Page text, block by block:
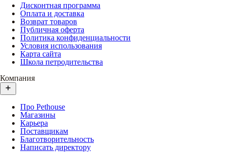
Дисконтная программа
Оплата и доставка
Возврат товаров
Публичная оферта
Политика конфиденциальности
Условия использования
Карта сайта
Школа петродительства
Компания
Про Pethouse
Магазины
Карьера
Поставщикам
Благотворительность
Написать директору